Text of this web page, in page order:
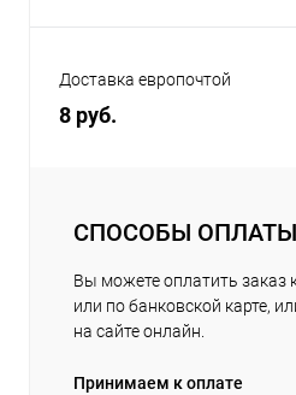
Доставка европочтой
8 руб.
СПОСОБЫ ОПЛАТЫ
Вы можете оплатить заказ
или по банковской карте,
на сайте онлайн.
Принимаем к оплате